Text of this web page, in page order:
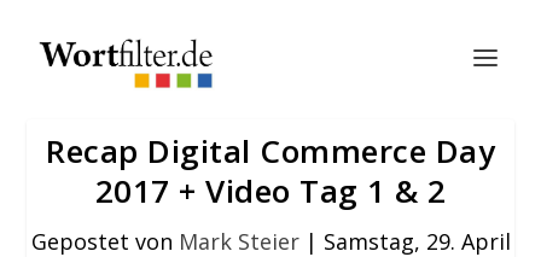
Recap Digital Commerce Day
2017 + Video Tag 1 & 2
Gepostet von Mark Steier| Samstag, 29. April